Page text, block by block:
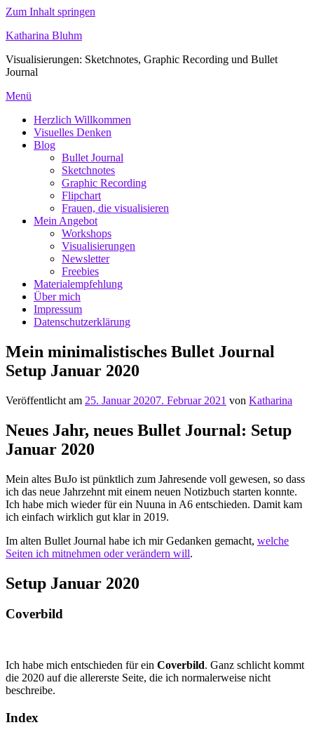
Zum Inhalt springen
Katharina Bluhm
Visualisierungen: Sketchnotes, Graphic Recording und Bullet
Journal
Menü
Herzlich Willkommen
Visuelles Denken
Blog
Bullet Journal
Sketchnotes
Graphic Recording
Flipchart
Frauen, die visualisieren
Mein Angebot
Workshops
Visualisierungen
Newsletter
Freebies
Materialempfehlung
Über mich
Impressum
Datenschutzerklärung
Mein minimalistisches Bullet Journal
Setup Januar 2020
Veröffentlicht am 25. Januar 20207. Februar 2021 von Katharina
Neues Jahr, neues Bullet Journal: Setup
Januar 2020
Mein altes BuJo ist pünktlich zum Jahresende voll gewesen, so dass
ich das neue Jahrzehnt mit einem neuen Notizbuch starten konnte.
Ich habe mich wieder für ein Nuuna in A6 entschieden. Damit kam
ich einfach wirklich gut klar in 2019.
Im alten Bullet Journal habe ich mir Gedanken gemacht, welche
Seiten ich mitnehmen oder verändern will.
Setup Januar 2020
Coverbild
Ich habe mich entschieden für ein Coverbild. Ganz schlicht kommt
die 2020 auf die allererste Seite, die ich normalerweise nicht
beschreibe.
Index